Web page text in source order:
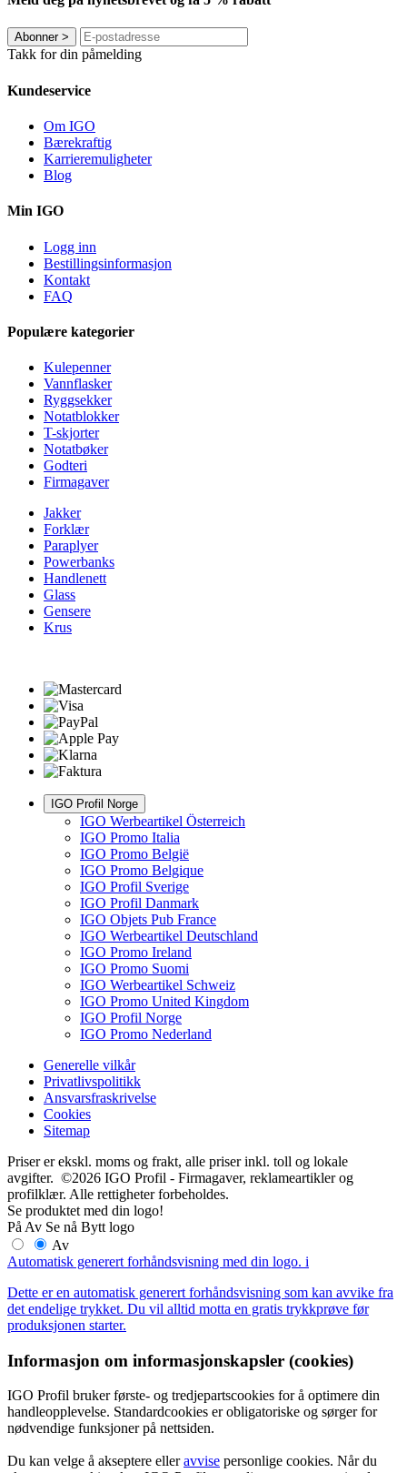
Abonner>
Takk for din påmelding
Kundeservice
Om IGO
Bærekraftig
Karrieremuligheter
Blog
Min IGO
Logg inn
Bestillingsinformasjon
Kontakt
FAQ
Populære kategorier
Kulepenner
Vannflasker
Ryggsekker
Notatblokker
T-skjorter
Notatbøker
Godteri
Firmagaver
Jakker
Forklær
Paraplyer
Powerbanks
Handlenett
Glass
Gensere
Krus
IGO Profil Norge
IGO Werbeartikel Österreich
IGO Promo Italia
IGO Promo België
IGO Promo Belgique
IGO Profil Sverige
IGO Profil Danmark
IGO Objets Pub France
IGO Werbeartikel Deutschland
IGO Promo Ireland
IGO Promo Suomi
IGO Werbeartikel Schweiz
IGO Promo United Kingdom
IGO Profil Norge
IGO Promo Nederland
Generelle vilkår
Privatlivspolitikk
Ansvarsfraskrivelse
Cookies
Sitemap
Priser er ekskl. moms og frakt, alle priser inkl. toll og lokale
avgifter. ©2026 IGO Profil - Firmagaver, reklameartikler og
profilklær. Alle rettigheter forbeholdes.
Se produktet med din logo!
På Av Se nå Bytt logo
Av
Automatisk generert forhåndsvisning med din logo. i
Dette er en automatisk generert forhåndsvisning som kan avvike fra
det endelige trykket. Du vil alltid motta en gratis trykkprøve før
produksjonen starter.
Informasjon om informasjonskapsler (cookies)
IGO Profil bruker første- og tredjepartscookies for å optimere din
handleopplevelse. Standardcookies er obligatoriske og sørger for
nødvendige funksjoner på nettsiden.
Du kan velge å akseptere elleravvise personlige cookies. Når du